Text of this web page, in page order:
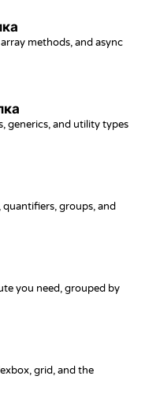
methods, and async
generics, and utility types
groups, and
you need, grouped by
grid, and the